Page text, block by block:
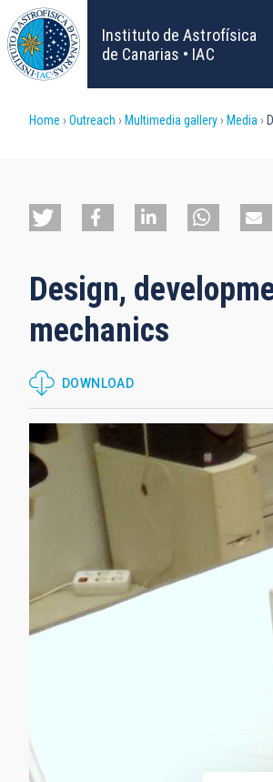
Skip
to
main
content
Instituto de Astrofísica
de Canarias • IAC
Breadcrumb
Home Outreach Multimedia gallery Media
Design,
mechanics
DOWNLOAD